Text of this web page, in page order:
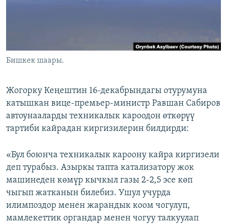
Бишкек шаары.
Жогорку Кеңештин 16-декабрындагы отурумуна
катышкан вице-премьер-министр Равшан Сабиров
автоунааларды техникалык кароодон өткөрүү
тартиби кайрадан киргизилерин билдирди:
«Бул боюнча техникалык кароону кайра киргизели
деп турабыз. Азыркы тапта катализатору жок
машинеден көмүр кычкыл газы 2-2,5 эсе көп
чыгып жатканын билебиз. Ушул учурда
илимпоздор менен жарандык коом чогулуп,
мамлекеттик органдар менен чогуу талкуулап